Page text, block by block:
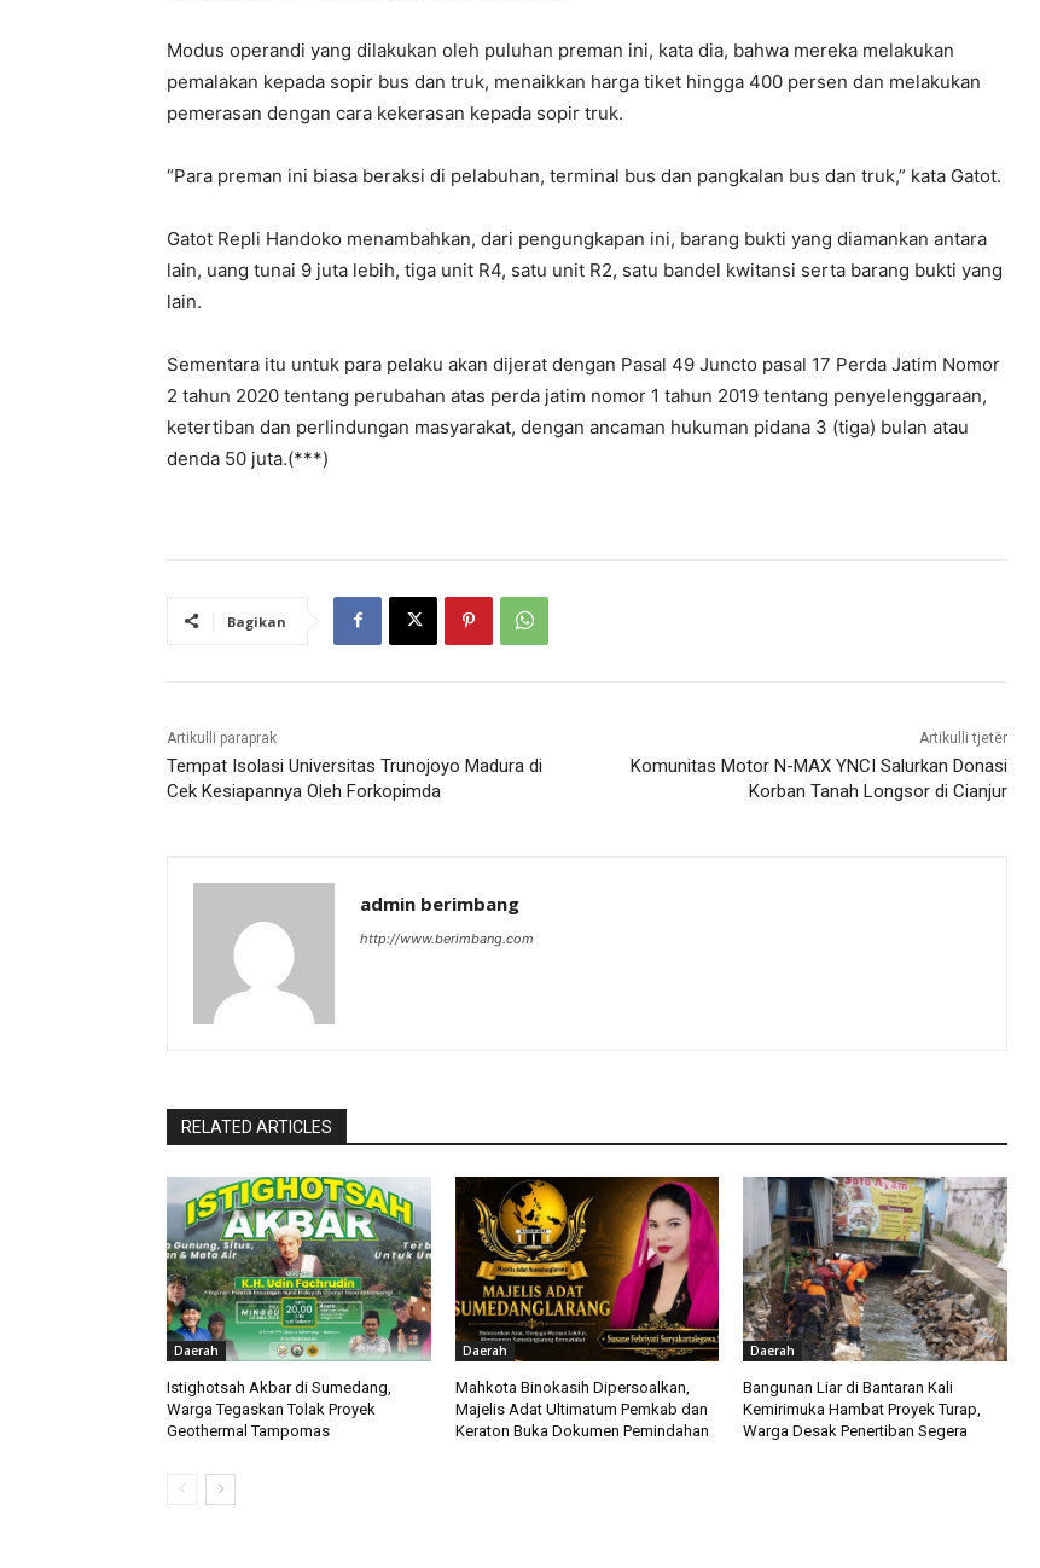
Modus operandi yang dilakukan oleh puluhan preman ini, kata dia, bahwa mereka melakukan
pemalakan kepada sopir bus dan truk, menaikkan harga tiket hingga 400 persen dan melakukan
pemerasan dengan cara kekerasan kepada sopir truk.
“Para preman ini biasa beraksi di pelabuhan, terminal bus dan pangkalan bus dan truk,” kata Gatot.
Gatot Repli Handoko menambahkan, dari pengungkapan ini, barang bukti yang diamankan antara
lain, uang tunai 9 juta lebih, tiga unit R4, satu unit R2, satu bandel kwitansi serta barang bukti yang
lain.
Sementara itu untuk para pelaku akan dijerat dengan Pasal 49 Juncto pasal 17 Perda Jatim Nomor
2 tahun 2020 tentang perubahan atas perda jatim nomor 1 tahun 2019 tentang penyelenggaraan,
ketertiban dan perlindungan masyarakat, dengan ancaman hukuman pidana 3 (tiga) bulan atau
denda 50 juta.(***)
Bagikan
Artikulli paraprak
Tempat Isolasi Universitas Trunojoyo Madura di
Cek Kesiapannya Oleh Forkopimda
Artikulli tjetër
Komunitas Motor N-MAX YNCI Salurkan Donasi
Korban Tanah Longsor di Cianjur
admin berimbang
http://www.berimbang.com
RELATED ARTICLES
Daerah
Istighotsah Akbar di Sumedang,
Warga Tegaskan Tolak Proyek
Geothermal Tampomas
Daerah
Mahkota Binokasih Dipersoalkan,
Majelis Adat Ultimatum Pemkab dan
Keraton Buka Dokumen Pemindahan
Daerah
Bangunan Liar di Bantaran Kali
Kemirimuka Hambat Proyek Turap,
Warga Desak Penertiban Segera